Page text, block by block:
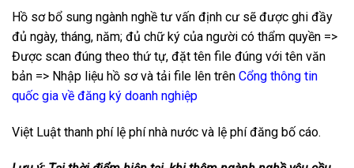
Hồ sơ bổ sung ngành nghề tư vấn định cư sẽ được ghi đầy
đủ ngày, tháng, năm; đủ chữ ký của người có thẩm quyền =>
Được scan đúng theo thứ tự, đặt tên file đúng với tên văn
bản => Nhập liệu hồ sơ và tải file lên trên Cổng thông tin
quốc gia về đăng ký doanh nghiệp
Việt Luật thanh phí lệ phí nhà nước và lệ phí đăng bố cáo.